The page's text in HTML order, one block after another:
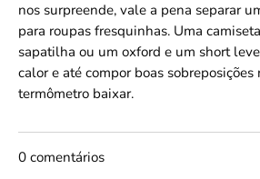
nos surpreende, vale a pena separar
para roupas fresquinhas. Uma
sapatilha ou um oxford e um short
calor e até compor boas
termômetro baixar.
0 comentários